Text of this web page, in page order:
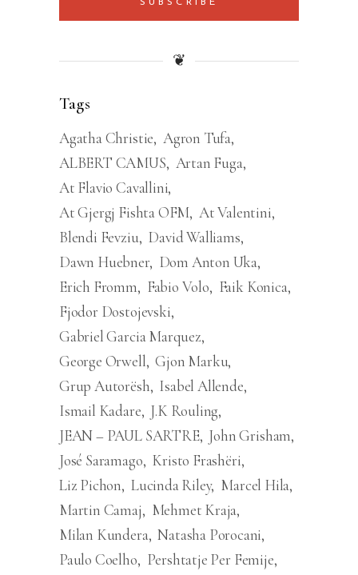
SUBSCRIBE
❦
Tags
Agatha Christie Agron Tufa
ALBERT CAMUS Artan Fuga
At Flavio Cavallini
At Gjergj Fishta OFM At Valentini
Blendi Fevziu David Walliams
Dawn Huebner Dom Anton Uka
Erich Fromm
Fabio Volo
Faik Konica
Fjodor Dostojevski
Gabriel Garcia Marquez
George Orwell Gjon Marku
Grup Autorësh Isabel Allende
Ismail Kadare J.K Rouling
JEAN – PAUL SARTRE John Grisham
José Saramago Kristo Frashëri
Liz Pichon Lucinda Riley Marcel Hila
Martin Camaj
Mehmet Kraja
Milan Kundera Natasha Porocani
Paulo Coelho
Pershtatje Per Femije